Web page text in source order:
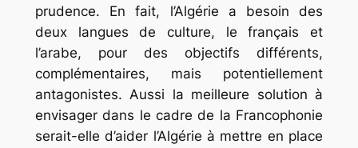
prudence. En fait, l’Algérie a besoin des
deux langues de culture, le français et
l’arabe, pour des objectifs différents,
complémentaires, mais potentiellement
antagonistes. Aussi la meilleure solution à
envisager dans le cadre de la Francophonie
serait-elle d’aider l’Algérie à mettre en place